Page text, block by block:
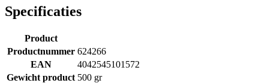
Specificaties
Product
Productnummer 624266
EAN
4042545101572
Gewicht product 500 gr